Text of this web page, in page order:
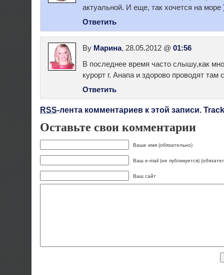
актуальной. И еще, так хочется на море
Ответить
By Марина, 28.05.2012 @ 01:56
В последнее время часто слышу,как
курорт г. Анапа и здорово проводят там
Ответить
RSS-лента комментариев к этой записи.
Оставьте свои комментарии
Ваше имя (обязательно)
Ваш e-mail (не публикуется)
Ваш сайт